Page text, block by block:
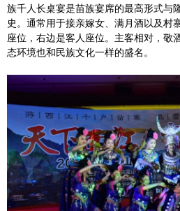
族千人长桌宴是苗族宴席的最高形式与
史。通常用于接亲嫁女、满月酒以及村
座位，右边是客人座位。主客相对，敬
态环境也和民族文化一样的盛名。